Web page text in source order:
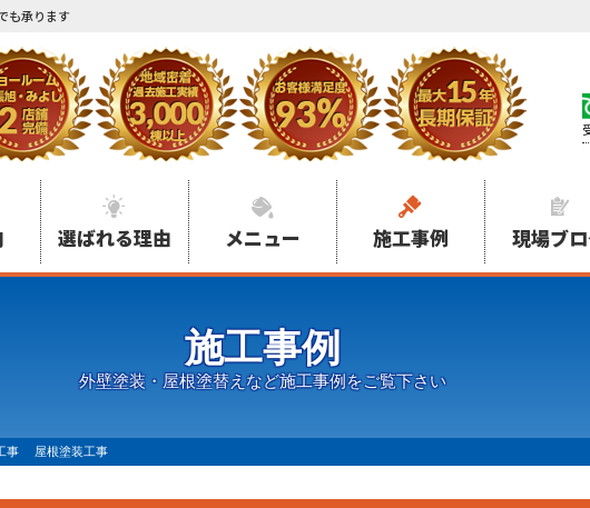
も承ります
選ばれる理由 メニュー 施工事例 現場ブ
施工事例
外壁塗装・屋根塗替えなど施工事例をご覧下さい
事 屋根塗装工事